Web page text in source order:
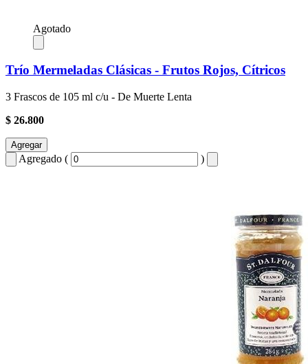
Agotado
Trío Mermeladas Clásicas - Frutos Rojos, Cítricos
3 Frascos de 105 ml c/u - De Muerte Lenta
$ 26.800
Agregar
Agregado ( )